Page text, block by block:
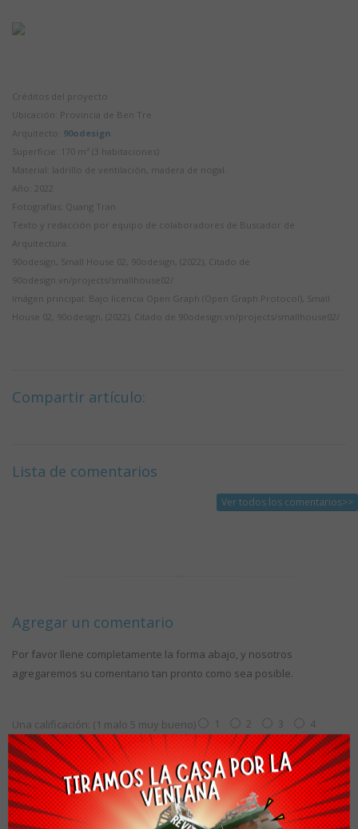
Créditos del proyecto
Ubicación: Provincia de Ben Tre
Arquitecto: 90odesign
Superficie: 170 m² (3 habitaciones)
Material: ladrillo de ventilación, madera de nogal.
Año: 2022
Fotografías: Quang Tran
Texto y redacción por equipo de colaboradores de Buscador de
Arquitectura.
90odesign, Small House 02, 90odesign, (2022), Citado de
90odesign.vn/projects/smallhouse02/
Imágen principal: Bajo licencia Open Graph (Open Graph Protocol), Small
House 02, 90odesign, (2022), Citado de 90odesign.vn/projects/smallhouse02/
Compartir artículo:
Lista de comentarios
Ver todos los comentarios>>
Agregar un comentario
Por favor llene completamente la forma abajo, y nosotros
agregaremos su comentario tan pronto como sea posible.
Una calificación: (1 malo 5 muy bueno) 1 2 3
4
5
Estoy calificando: